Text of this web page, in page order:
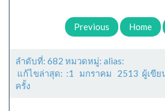
Previous Home
ลำดับที่: 682 หมวดหมู่: alias:
แก้ไขล่าสุด: :1 มกราคม 2513 ผู้เขีย
ครั้ง